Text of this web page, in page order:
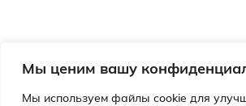
Мы ценим вашу
Мы используем файлы cookie для